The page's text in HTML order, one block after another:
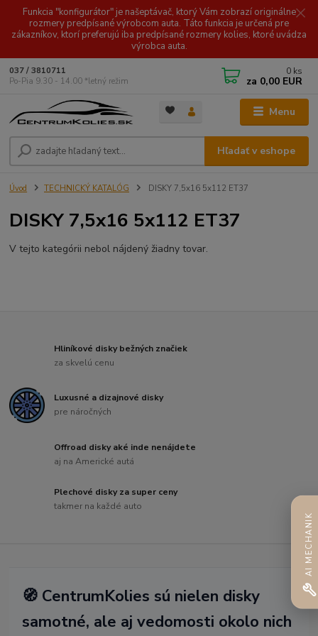
Funkcia "konfigurátor" je našeptávač, ktorý Vám zobrazí originálne
rozmery predpísané výrobcom auta. Táto funkcia je určená pre
zákazníkov, ktorí preferujú iba predpísané rozmery kolies, ktoré uvádza
výrobca auta.
Menu
Hľadať v eshope
037 / 3810711
Po-Pia 9.30 - 14.00 *letný režim
0 ks
za 0,00 EUR
Úvod TECHNICKÝ KATALÓG DISKY 7,5x16 5x112 ET37
DISKY 7,5x16 5x112 ET37
V tejto kategórii nebol nájdený žiadny tovar.
Hliníkové disky bežných značiek
za skvelú cenu
Luxusné a dizajnové disky
pre náročných
Offroad disky aké inde nenájdete
aj na Americké autá
Plechové disky za super ceny
takmer na každé auto
🧭 CentrumKolies sú nielen disky
samotné, ale aj vedomosti okolo nich
AI MECHANIK